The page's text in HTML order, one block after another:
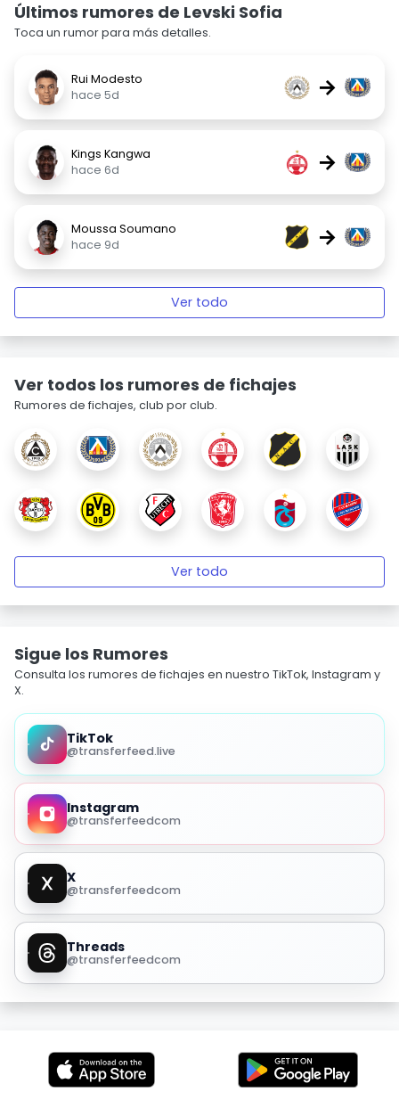
Últimos rumores de Levski Sofia
Toca un rumor para más detalles.
Rui Modesto
hace 5d
→
Kings Kangwa
hace 6d
→
Moussa Soumano
hace 9d
→
Ver todo
Ver todos los rumores de fichajes
Rumores de fichajes, club por club.
Ver todo
Sigue los Rumores
Consulta los rumores de fichajes en nuestro TikTok, Instagram y
X.
TikTok
@transferfeed.live
Instagram
@transferfeedcom
X
@transferfeedcom
Threads
@transferfeedcom